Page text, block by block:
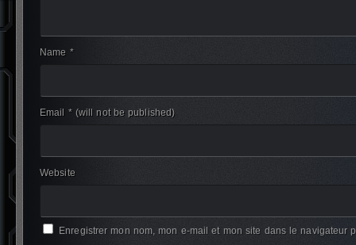
Name *
Email * (will not be published)
Website
Enregistrer mon nom, mon e-mail et mon site dans le navigateur